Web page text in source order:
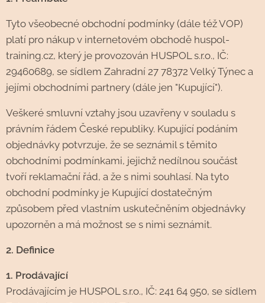
Tyto všeobecné obchodní podmínky (dále též VOP)
platí pro nákup v internetovém obchodě huspol-
training.cz, který je provozován HUSPOL s.r.o., IČ:
29460689, se sídlem Zahradní 27 78372 Velký Týnec a
jejími obchodními partnery (dále jen "Kupující").
Veškeré smluvní vztahy jsou uzavřeny v souladu s
právním řádem České republiky. Kupující podáním
objednávky potvrzuje, že se seznámil s těmito
obchodními podmínkami, jejichž nedílnou součást
tvoří reklamační řád, a že s nimi souhlasí. Na tyto
obchodní podmínky je Kupující dostatečným
způsobem před vlastním uskutečněním objednávky
upozorněn a má možnost se s nimi seznámit.
2. Definice
1. Prodávající
Prodávajícím je HUSPOL s.r.o., IČ: 241 64 950, se sídlem